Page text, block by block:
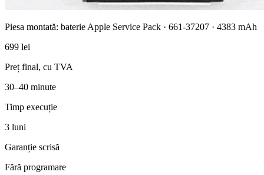
Piesa montată: baterie Apple Service Pack · 661-37207 · 4383 mAh
699 lei
Preț final, cu TVA
30–40 minute
Timp execuție
3 luni
Garanție scrisă
Fără programare